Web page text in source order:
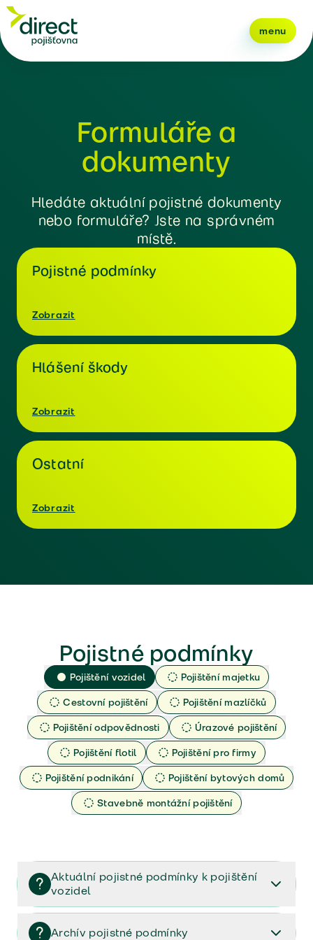
menu
Formuláře a
dokumenty
Hledáte aktuální pojistné dokumenty
nebo formuláře? Jste na správném
místě.
Pojistné podmínky
Zobrazit
Hlášení škody
Zobrazit
Ostatní
Zobrazit
Pojistné podmínky
Pojištění vozidel
Pojištění majetku
Cestovní pojištění
Pojištění mazlíčků
Pojištění odpovědnosti
Úrazové pojištění
Pojištění flotil
Pojištění pro firmy
Pojištění podnikání
Pojištění bytových domů
Stavebně montážní pojištění
Aktuální pojistné podmínky k pojištění
vozidel
Pojištění vozidel/Pojistné podmínky a vše důležité ke
smlouvě (PDF)
Archív pojistné podmínky